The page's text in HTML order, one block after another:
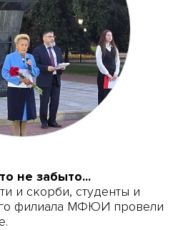
не забыто...
и скорби, студенты и
филиала МФЮИ провели